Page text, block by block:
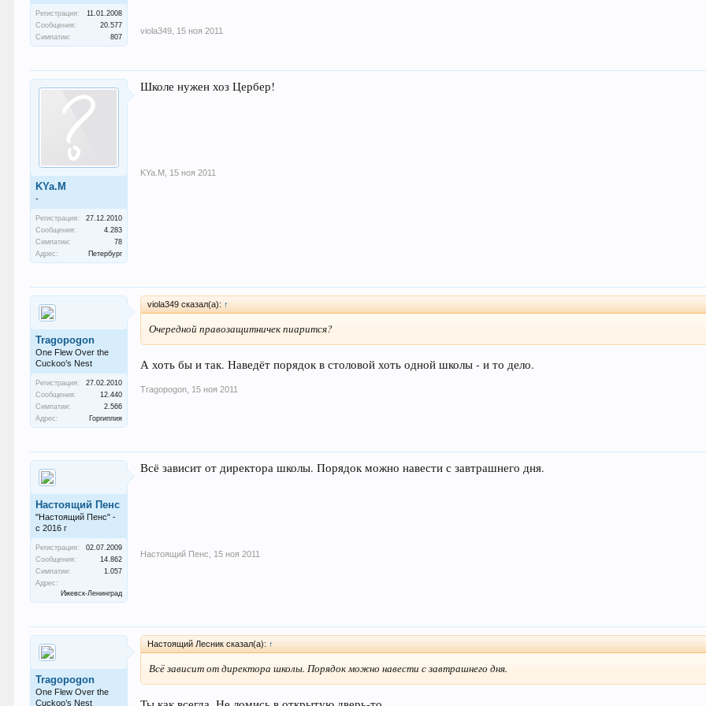
Регистрация:
11.01.2008
Сообщения:
20.577
Симпатии:
807
viola349 15 ноя 2011
KYa.M
-
Регистрация:
27.12.2010
Сообщения:
4.283
Симпатии:
78
Адрес:
Петербург
Школе нужен хоз Цербер!
KYa.M 15 ноя 2011
Tragopogon
One Flew Over the
Cuckoo’s Nest
Регистрация:
27.02.2010
Сообщения:
12.440
Симпатии:
2.566
Адрес:
Горгиппия
viola349 сказал(а): ↑
Очередной правозащитничек пиарится?
А хоть бы и так. Наведёт порядок в столовой хоть одной школы - и то дело.
Tragopogon 15 ноя 2011
Настоящий Пенс
"Настоящий Пенс" -
с 2016 г
Регистрация:
02.07.2009
Сообщения:
14.862
Симпатии:
1.057
Адрес:
Ижевск-Ленинград
Всё зависит от директора школы. Порядок можно навести с завтрашнего дня.
Настоящий Пенс 15 ноя 2011
Tragopogon
One Flew Over the
Cuckoo’s Nest
Настоящий Лесник сказал(а): ↑
Всё зависит от директора школы. Порядок можно навести с завтрашнего дня.